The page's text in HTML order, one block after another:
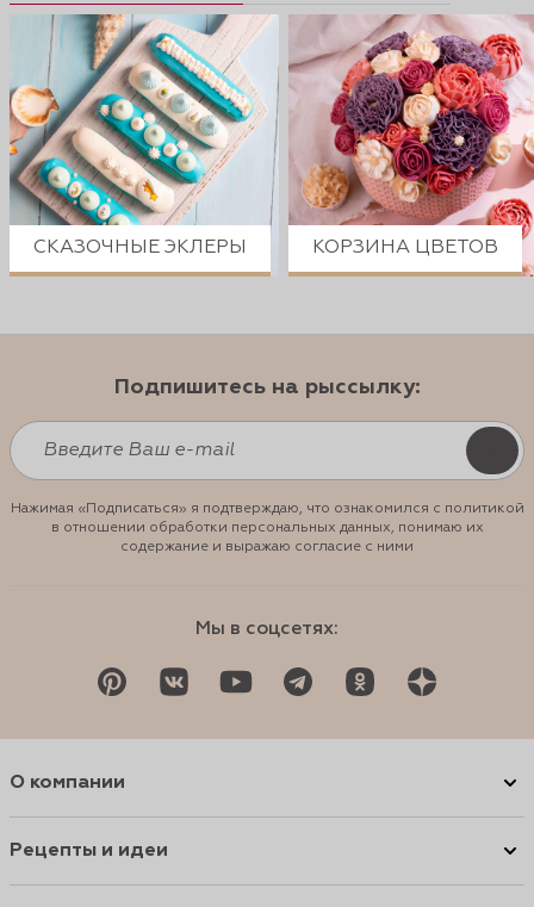
СКАЗОЧНЫЕ ЭКЛЕРЫ КОРЗИНА ЦВЕТОВ
Подпишитесь на рыссылку:
Нажимая «Подписаться» я подтверждаю, что ознакомился с политикой
в отношении обработки персональных данных, понимаю их
содержание и выражаю согласие с ними
Мы в соцсетях:
О компании
Рецепты и идеи